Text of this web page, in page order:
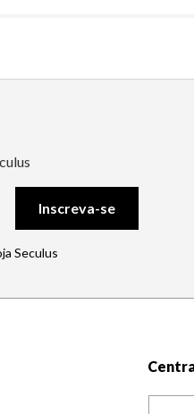
Inscreva-se
Seculus